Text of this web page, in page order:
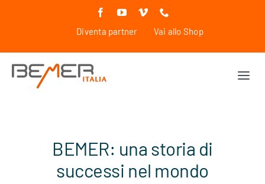
Diventa partner Vai allo Shop
Horse Line
BEMER: una storia di
successi nel mondo